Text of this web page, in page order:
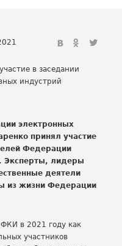
электронных
принял участие
Федерации
Эксперты, лидеры
деятели
из жизни Федерации
в 2021 году как
участников